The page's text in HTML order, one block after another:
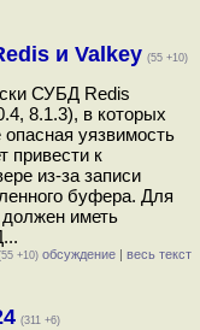
и Valkey (55 +10)
СУБД Redis
8.1.3), в которых
уязвимость
привести к
из-за записи
буфера. Для
иметь
+10) обсуждение | весь текст
(311 +6)